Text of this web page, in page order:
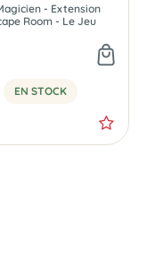
- Extension
Room - Le Jeu
EN STOCK